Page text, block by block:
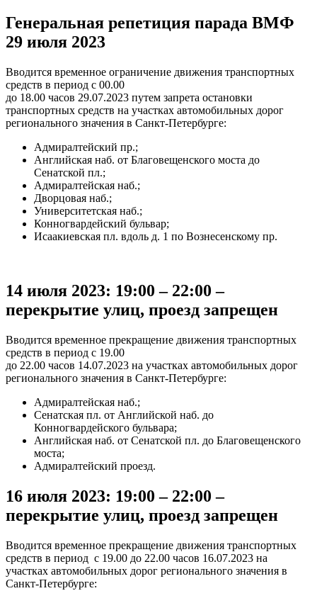
Генеральная репетиция парада ВМФ
29 июля 2023
Вводится временное ограничение движения транспортных
средств в период с 00.00
до 18.00 часов 29.07.2023 путем запрета остановки
транспортных средств на участках автомобильных дорог
регионального значения в Санкт-Петербурге:
Адмиралтейский пр.;
Английская наб. от Благовещенского моста до
Сенатской пл.;
Адмиралтейская наб.;
Дворцовая наб.;
Университетская наб.;
Конногвардейский бульвар;
Исаакиевская пл. вдоль д. 1 по Вознесенскому пр.
14 июля 2023: 19:00 – 22:00 –
перекрытие улиц, проезд запрещен
Вводится временное прекращение движения транспортных
средств в период с 19.00
до 22.00 часов 14.07.2023 на участках автомобильных дорог
регионального значения в Санкт-Петербурге:
Адмиралтейская наб.;
Сенатская пл. от Английской наб. до
Конногвардейского бульвара;
Английская наб. от Сенатской пл. до Благовещенского
моста;
Адмиралтейский проезд.
16 июля 2023: 19:00 – 22:00 –
перекрытие улиц, проезд запрещен
Вводится временное прекращение движения транспортных
средств в период с 19.00 до 22.00 часов 16.07.2023 на
участках автомобильных дорог регионального значения в
Санкт-Петербурге: